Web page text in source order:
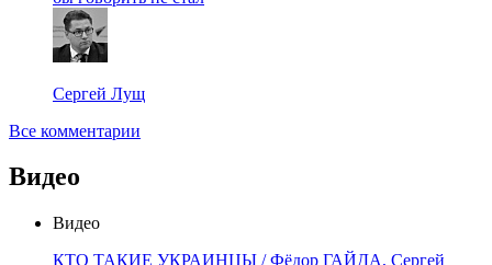
Сергей Лущ
Все комментарии
Видео
Видео
КТО ТАКИЕ УКРАИНЦЫ / Фёдор ГАЙДА, Сергей